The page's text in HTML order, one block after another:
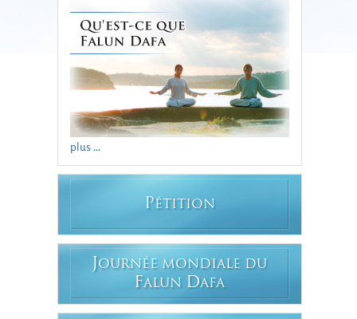
plus ...
PÉTITION
JOURNÉE MONDIALE DU
FALUN DAFA